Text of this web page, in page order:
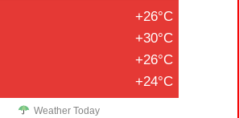
+26°C
+30°C
+26°C
+24°C
Weather Today